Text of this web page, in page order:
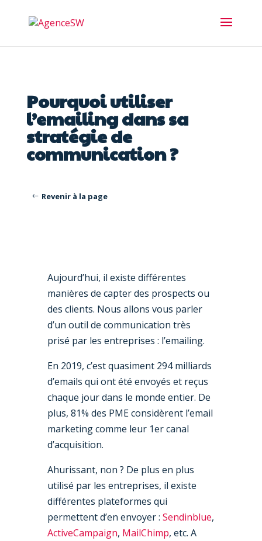
Pourquoi utiliser
l’emailing dans sa
stratégie de
communication ?
Revenir à la page
Aujourd’hui, il existe différentes
manières de capter des prospects ou
des clients. Nous allons vous parler
d’un outil de communication très
prisé par les entreprises : l’emailing.
En 2019, c’est quasiment 294 milliards
d’emails qui ont été envoyés et reçus
chaque jour dans le monde entier. De
plus, 81% des PME considèrent l’email
marketing comme leur 1er canal
d’acquisition.
Ahurissant, non ? De plus en plus
utilisé par les entreprises, il existe
différentes plateformes qui
permettent d’en envoyer : Sendinblue,
ActiveCampaign, MailChimp, etc. A